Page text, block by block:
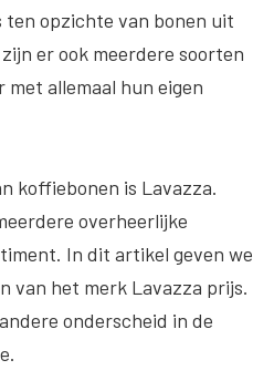
ten opzichte van bonen uit
er ook meerdere soorten
allemaal hun eigen
koffiebonen is Lavazza.
overheerlijke
In dit artikel geven we
van het merk Lavazza prijs.
onderscheid in de